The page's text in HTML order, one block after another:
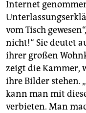
Internet
vom Tisch
nicht!“ Sie deutet
ihrer großen
zeigt die Kammer,
ihre Bilder stehen.
kann man mit
verbieten. Man